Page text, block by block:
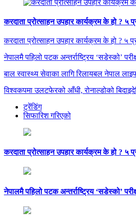
करदाता प्रोत्साहन उपहार कार्यक्रम के हो ? ५
करदाता प्रोत्साहन उपहार कार्यक्रम के हो ? ५
नेपालमै पहिलो पटक अन्तर्राष्ट्रिय ‘सडेस्को’
बाल स्वास्थ्य सेवाका लागि रिलायबल नेपाल
विश्वकपमा उलटफेरको आँधी, रोनाल्डोको
ट्रेंडिंग
सिफारिश गरिएको
करदाता प्रोत्साहन उपहार कार्यक्रम के हो ? ५
नेपालमै पहिलो पटक अन्तर्राष्ट्रिय ‘सडेस्को’